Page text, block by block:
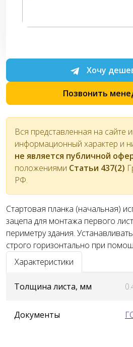
Хочу
Позвонить
Вся представленная на сайте
информационный характер и
не является публичной
положениями Статьи 437(2)
РФ.
Стартовая планка (начальная)
зацепа для монтажа первого
периметру здания.
строго горизонтально при
Характеристики
Толщина листа, мм
Документы